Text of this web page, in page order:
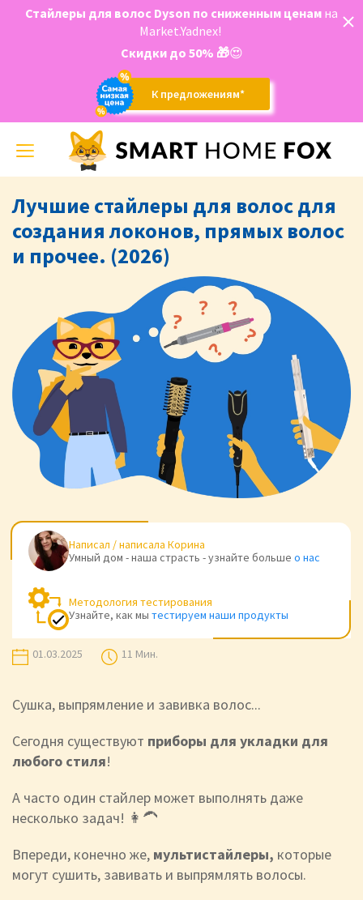
Стайлеры для волос Dyson по сниженным ценам на
Market.Yadnex!
Скидки до 50% 🎁😍
К предложениям*
Toggle
navigation
Лучшие стайлеры для волос для
создания локонов, прямых волос
и прочее. (2026)
Написал / написала Корина
Умный дом - наша страсть - узнайте больше о нас
Методология тестирования
Узнайте, как мы тестируем наши продукты
01.03.2025 11 Мин.
Сушка, выпрямление и завивка волос...
Сегодня существуют приборы для укладки для
любого стиля!
А часто один стайлер может выполнять даже
несколько задач! 👩‍🦱
Впереди, конечно же, мультистайлеры, которые
могут сушить, завивать и выпрямлять волосы.